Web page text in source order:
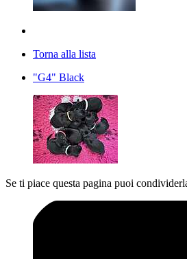
Torna alla lista
"G4" Black
Se ti piace questa pagina puoi